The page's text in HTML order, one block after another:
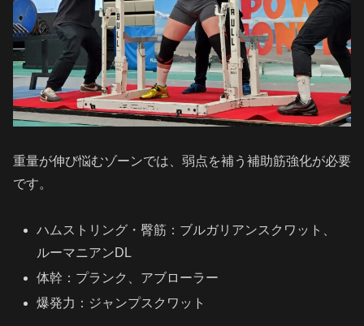
重量が伸び悩むゾーンでは、弱点を補う補助筋強化が必要
です。
ハムストリング・臀筋：ブルガリアンスクワット、
ルーマニアンDL
体幹：プランク、アブローラー
爆発力：ジャンプスクワット